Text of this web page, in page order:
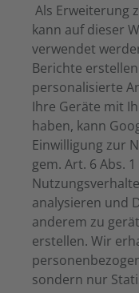
Als Erweiterung
kann auf dieser
verwendet
Berichte
personalisierte
Ihre Geräte mit
haben, kann
Einwilligung zur
gem. Art. 6 Abs.
analysieren und
anderem zu
erstellen. Wir
sondern nur